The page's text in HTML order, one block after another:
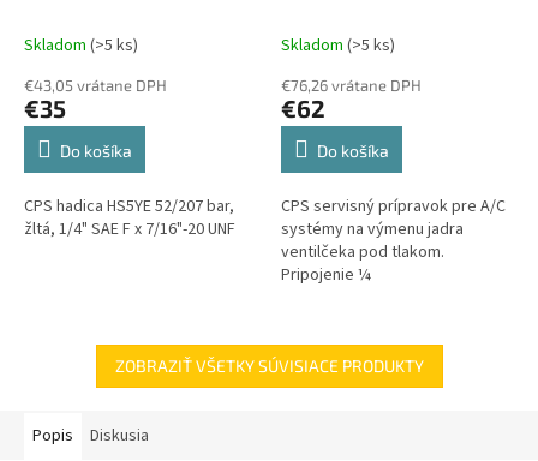
Skladom (>5 ks)
€43,05 vrátane DPH
€35
Do košíka
CPS hadica HS5YE 52/207 bar,
žltá, 1/4" SAE F x 7/16"-20 UNF
Skladom (>5 ks)
€76,26 vrátane DPH
€62
Do košíka
CPS servisný prípravok pre A/C
systémy na výmenu jadra
ventilčeka pod tlakom.
Pripojenie ¼
ZOBRAZIŤ VŠETKY SÚVISIACE PRODUKTY
Popis Diskusia